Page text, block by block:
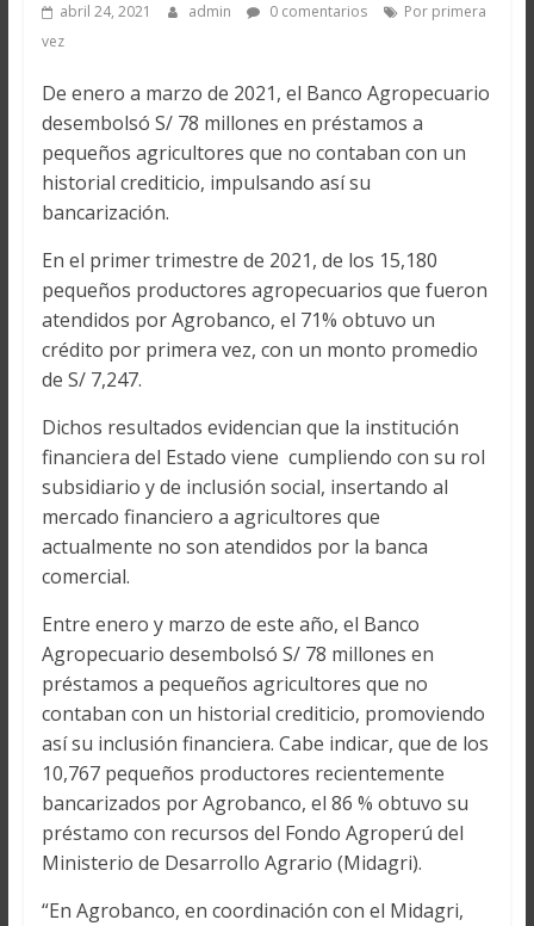
abril 24, 2021 admin 0 comentarios
Por primera
vez
De enero a marzo de 2021, el Banco Agropecuario
desembolsó S/ 78 millones en préstamos a
pequeños agricultores que no contaban con un
historial crediticio, impulsando así su
bancarización.
En el primer trimestre de 2021, de los 15,180
pequeños productores agropecuarios que fueron
atendidos por Agrobanco, el 71% obtuvo un
crédito por primera vez, con un monto promedio
de S/ 7,247.
Dichos resultados evidencian que la institución
financiera del Estado viene cumpliendo con su rol
subsidiario y de inclusión social, insertando al
mercado financiero a agricultores que
actualmente no son atendidos por la banca
comercial.
Entre enero y marzo de este año, el Banco
Agropecuario desembolsó S/ 78 millones en
préstamos a pequeños agricultores que no
contaban con un historial crediticio, promoviendo
así su inclusión financiera. Cabe indicar, que de los
10,767 pequeños productores recientemente
bancarizados por Agrobanco, el 86 % obtuvo su
préstamo con recursos del Fondo Agroperú del
Ministerio de Desarrollo Agrario (Midagri).
“En Agrobanco, en coordinación con el Midagri,